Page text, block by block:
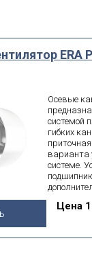
ERA
Осевые
системой
гибких
варианта
системе.
Цена1